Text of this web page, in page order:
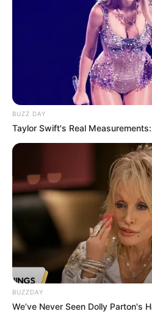
BUZZ DAY
Taylor Swift's Real
BUZZDAY
We’ve Never Seen Dolly Parton's